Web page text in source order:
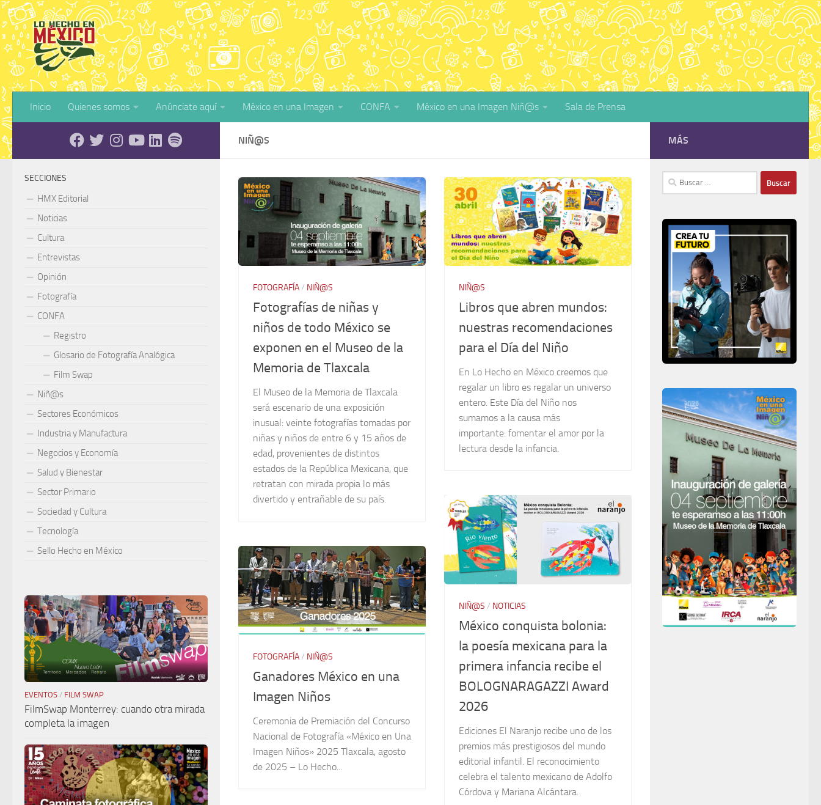
Debajo del contenido
Inicio Quienes somos Anúnciate aquí México en una Imagen CONFA México en una Imagen Niñ@s Sala de Prensa
NIÑ@S
FOTOGRAFÍA/ NIÑ@S
Fotografías de niñas y
niños de todo México se
exponen en el Museo de la
Memoria de Tlaxcala
El Museo de la Memoria de Tlaxcala
será escenario de una exposición
inusual: veinte fotografías tomadas por
niñas y niños de entre 6 y 15 años de
edad, provenientes de distintos
estados de la República Mexicana, que
retratan con mirada propia lo más
divertido y entrañable de su país.
NIÑ@S
Libros que abren mundos:
nuestras recomendaciones
para el Día del Niño
En Lo Hecho en México creemos que
regalar un libro es regalar un universo
entero. Este Día del Niño nos
sumamos a la causa más
importante: fomentar el amor por la
lectura desde la infancia.
NIÑ@S / NOTICIAS
México conquista bolonia:
la poesía mexicana para la
primera infancia recibe el
BOLOGNARAGAZZI Award
2026
Ediciones El Naranjo recibe uno de los
premios más prestigiosos del mundo
editorial infantil. El reconocimiento
celebra el talento mexicano de Adolfo
Córdova y Mariana Alcántara.
FOTOGRAFÍA/ NIÑ@S
Ganadores México en una
Imagen Niños
Ceremonia de Premiación del Concurso
Nacional de Fotografía «México en Una
Imagen Niños» 2025 Tlaxcala, agosto
de 2025 – Lo Hecho...
SECCIONES
HMX Editorial
Noticias
Cultura
Entrevistas
Opinión
Fotografía
CONFA
Registro
Glosario de Fotografía Analógica
Film Swap
Niñ@s
Sectores Económicos
Industria y Manufactura
Negocios y Economía
Salud y Bienestar
Sector Primario
Sociedad y Cultura
Tecnología
Sello Hecho en México
EVENTOS / FILM SWAP
FilmSwap Monterrey: cuando otra mirada
completa la imagen
MÁS
Buscar: